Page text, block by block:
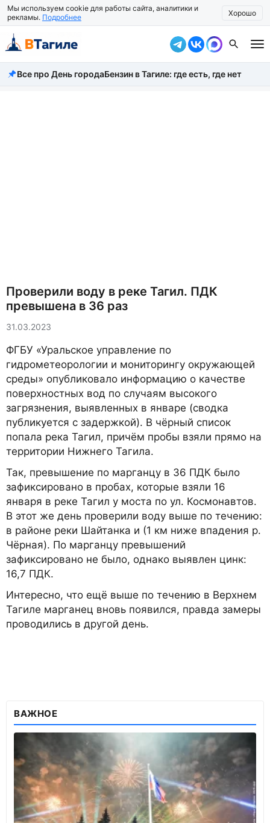
Мы используем cookie для работы сайта, аналитики и
рекламы. Подробнее Хорошо
Все новости
Все про День городаБензин в Тагиле: где есть, где нет
Проверили воду в реке Тагил. ПДК
превышена в 36 раз
31.03.2023
ФГБУ «Уральское управление по
гидрометеорологии и мониторингу окружающей
среды» опубликовало информацию о качестве
поверхностных вод по случаям высокого
загрязнения, выявленных в январе (сводка
публикуется с задержкой). В чёрный список
попала река Тагил, причём пробы взяли прямо на
территории Нижнего Тагила.
Так, превышение по марганцу в 36 ПДК было
зафиксировано в пробах, которые взяли 16
января в реке Тагил у моста по ул. Космонавтов.
В этот же день проверили воду выше по течению:
в районе реки Шайтанка и (1 км ниже впадения р.
Чёрная). По марганцу превышений
зафиксировано не было, однако выявлен цинк:
16,7 ПДК.
Интересно, что ещё выше по течению в Верхнем
Тагиле марганец вновь появился, правда замеры
проводились в другой день.
ВАЖНОЕ